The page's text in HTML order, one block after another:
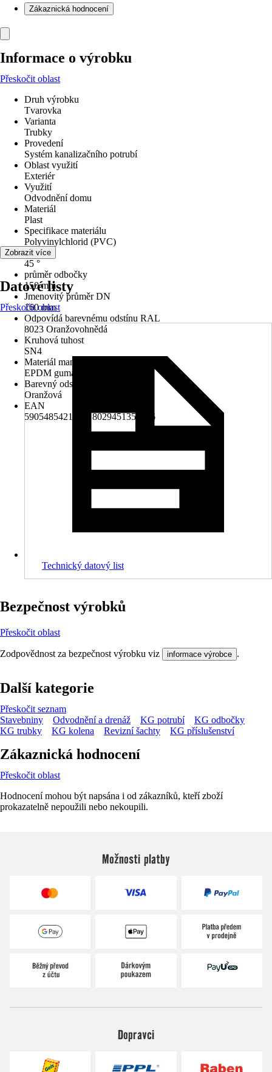
Zákaznická hodnocení
Informace o výrobku
Přeskočit oblast
Druh výrobku
Tvarovka
Varianta
Trubky
Provedení
Systém kanalizačního potrubí
Oblast využití
Exteriér
Využití
Odvodnění domu
Materiál
Plast
Specifikace materiálu
Polyvinylchlorid (PVC)
Úhel
45 °
průměr odbočky
150 mm
Jmenovitý průměr DN
160 mm
Odpovídá barevnému odstínu RAL
8023 Oranžovohnědá
Kruhová tuhost
SN4
Materiál manžety
EPDM guma
Barevný odstín
Oranžová
EAN
5905485421447, 8029451352386
Zobrazit více
Datové listy
Přeskočit oblast
Technický datový list
Bezpečnost výrobků
Přeskočit oblast
Zodpovědnost za bezpečnost výrobku viz informace výrobce .
Další kategorie
Přeskočit seznam
Stavebniny
Odvodnění a drenáž KG potrubí
KG odbočky
KG trubky
KG kolena Revizní šachty KG příslušenství
Zákaznická hodnocení
Přeskočit oblast
Hodnocení mohou být napsána i od zákazníků, kteří zboží
prokazatelně nepoužili nebo nekoupili.
Možnosti platby
Dopravci